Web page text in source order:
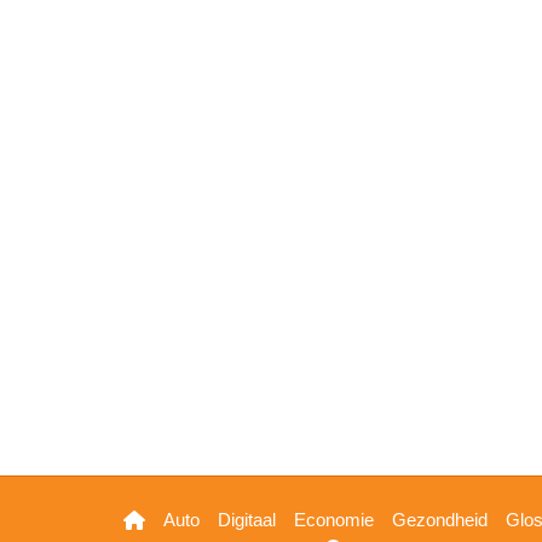
Hoofdnavigatie
Auto Digitaal Economie Gezondheid